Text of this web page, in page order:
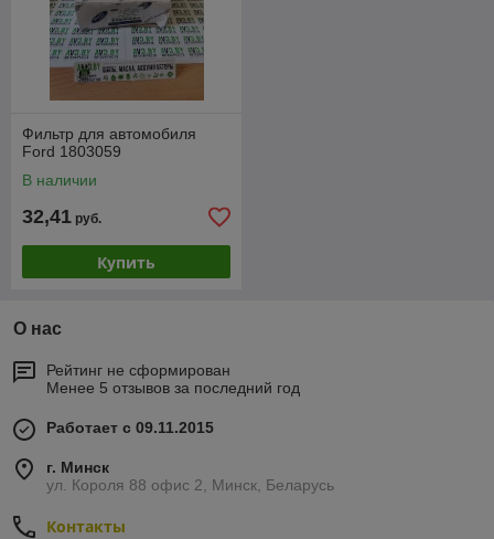
Фильтр для автомобиля
Ford 1803059
В наличии
32,41 руб.
Купить
О нас
Рейтинг не сформирован
Менее 5 отзывов за последний год
Работает с 09.11.2015
г. Минск
ул. Короля 88 офис 2, Минск, Беларусь
Контакты